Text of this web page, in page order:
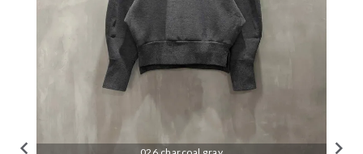
絞り込んで検索
CHECKED ITEM